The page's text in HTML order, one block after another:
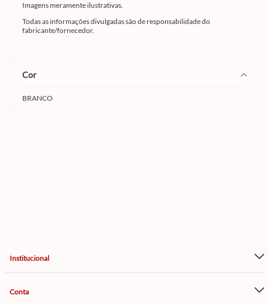
Imagens meramente ilustrativas.
Todas as informações divulgadas são de responsabilidade do
fabricante/fornecedor.
cor
BRANCO
Institucional
Conta